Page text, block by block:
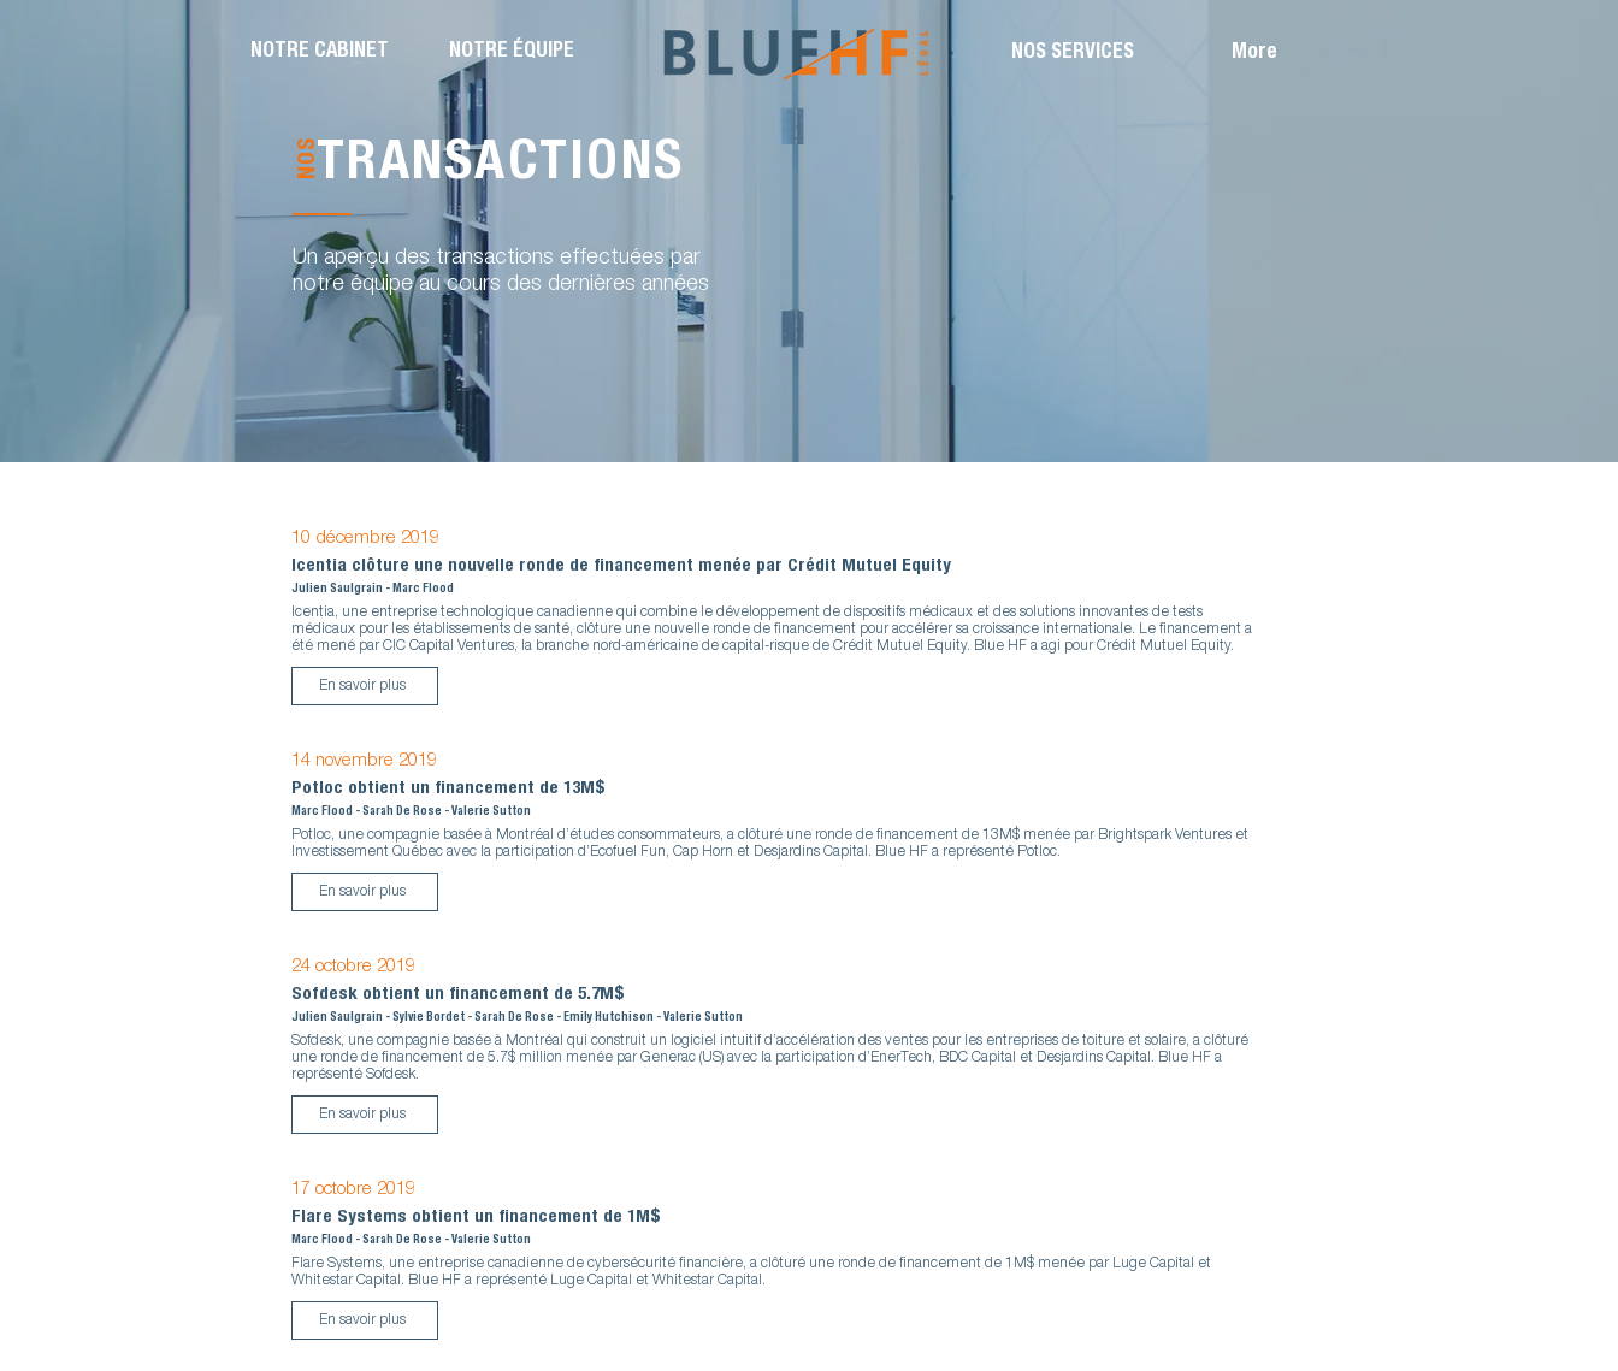
NOTRE CABINET NOTRE ÉQUIPE NOS SERVICES More
NOSTRANSACTIONS
Un aperçu des transactions effectuées par
notre équipe au cours des dernières années
10 décembre 2019
Icentia clôture une nouvelle ronde de financement menée par Crédit Mutuel Equity
Julien Saulgrain - Marc Flood
Icentia, une entreprise technologique canadienne qui combine le développement de dispositifs médicaux et des solutions innovantes de tests
médicaux pour les établissements de santé, clôture une nouvelle ronde de financement pour accélérer sa croissance internationale. Le financement a
été mené par CIC Capital Ventures, la branche nord-américaine de capital-risque de Crédit Mutuel Equity. Blue HF a agi pour Crédit Mutuel Equity.
En savoir plus
14 novembre 2019
Potloc obtient un financement de 13M$
Marc Flood - Sarah De Rose - Valerie Sutton
Potloc, une compagnie basée à Montréal d’études consommateurs, a clôturé une ronde de financement de 13M$ menée par Brightspark Ventures et
Investissement Québec avec la participation d’Ecofuel Fun, Cap Horn et Desjardins Capital. Blue HF a représenté Potloc.
En savoir plus
24 octobre 2019
Sofdesk obtient un financement de 5.7M$
Julien Saulgrain - Sylvie Bordet - Sarah De Rose - Emily Hutchison - Valerie Sutton
Sofdesk, une compagnie basée à Montréal qui construit un logiciel intuitif d’accélération des ventes pour les entreprises de toiture et solaire, a clôturé
une ronde de financement de 5.7$ million menée par Generac (US) avec la participation d’EnerTech, BDC Capital et Desjardins Capital. Blue HF a
représenté Sofdesk.
En savoir plus
17 octobre 2019
Flare Systems obtient un financement de 1M$
Marc Flood - Sarah De Rose - Valerie Sutton
Flare Systems, une entreprise canadienne de cybersécurité financière, a clôturé une ronde de financement de 1M$ menée par Luge Capital et
Whitestar Capital. Blue HF a représenté Luge Capital et Whitestar Capital.
En savoir plus